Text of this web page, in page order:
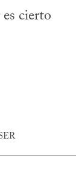
cierto